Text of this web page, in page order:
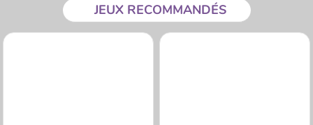
JEUX RECOMMANDÉS